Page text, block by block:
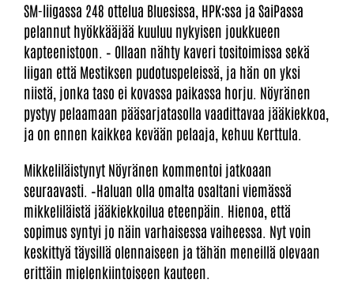
SM-liigassa 248 ottelua Bluesissa, HPK:ssa ja SaiPassa
pelannut hyökkääjää kuuluu nykyisen joukkueen
kapteenistoon. – Ollaan nähty kaveri tositoimissa sekä
liigan että Mestiksen pudotuspeleissä, ja hän on yksi
niistä, jonka taso ei kovassa paikassa horju. Nöyränen
pystyy pelaamaan pääsarjatasolla vaadittavaa jääkiekkoa,
ja on ennen kaikkea kevään pelaaja, kehuu Kerttula.
Mikkeliläistynyt Nöyränen kommentoi jatkoaan
seuraavasti. –Haluan olla omalta osaltani viemässä
mikkeliläistä jääkiekkoilua eteenpäin. Hienoa, että
sopimus syntyi jo näin varhaisessa vaiheessa. Nyt voin
keskittyä täysillä olennaiseen ja tähän meneillä olevaan
erittäin mielenkiintoiseen kauteen.